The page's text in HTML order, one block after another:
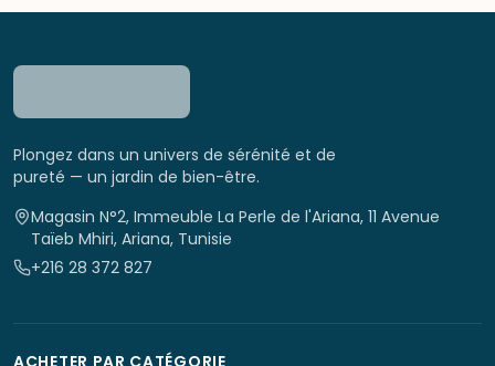
Plongez dans un univers de sérénité et de
pureté — un jardin de bien-être.
Magasin N°2, Immeuble La Perle de l'Ariana, 11 Avenue
Taïeb Mhiri, Ariana, Tunisie
+216 28 372 827
ACHETER PAR CATÉGORIE